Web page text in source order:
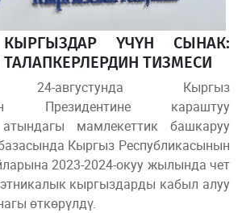
ҮЧҮН СЫНАК:
ТИЗМЕСИ
24-августунда Кыргыз
Президентине караштуу
мамлекеттик башкаруу
Кыргыз Республикасынын
2023-2024-окуу жылында чет
кыргыздарды кабыл алуу
өткөрүлдү.